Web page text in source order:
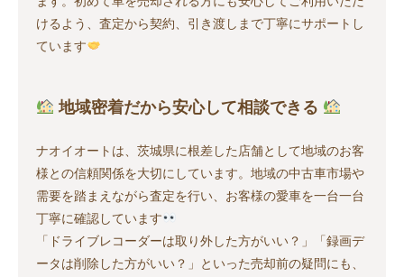
けるよう、査定から契約、引き渡しまで丁寧にサポートし
ています
地域密着だから安心して相談できる
ナオイオートは、茨城県に根差した店舗として地域のお客
様との信頼関係を大切にしています。地域の中古車市場や
需要を踏まえながら査定を行い、お客様の愛車を一台一台
丁寧に確認しています
「ドライブレコーダーは取り外した方がいい？」「録画デ
ータは削除した方がいい？」といった売却前の疑問にも、